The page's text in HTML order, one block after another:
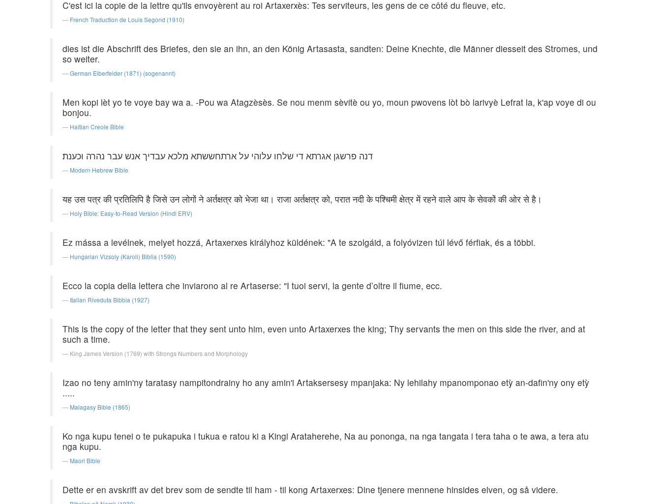
C'est ici la copie de la lettre qu'ils envoyèrent au roi Artaxerxès: Tes serviteurs, les gens de ce côté du fleuve, etc.
French Traduction de Louis Segond (1910)
dies ist die Abschrift des Briefes, den sie an ihn, an den König Artasasta, sandten: Deine Knechte, die Männer diesseit des Stromes, und
so weiter.
German Elberfelder (1871) (sogenannt)
Men kopi lèt yo te voye bay wa a. -Pou wa Atagzèsès. Se nou menm sèvitè ou yo, moun pwovens lòt bò larivyè Lefrat la, k'ap voye di ou
bonjou.
Haitian Creole Bible
דנה פרשגן אגרתא די שלחו עלוהי על ארתחששתא מלכא עבדיך אנש עבר נהרה וכענת׃
Modern Hebrew Bible
यह उस पत्र की प्रतिलिपि है जिसे उन लोगों ने अर्तक्षत्र को भेजा था। राजा अर्तक्षत्र को, परात नदी के पश्चिमी क्षेत्र में रहने वाले आप के सेवकों की ओर से है।
Holy Bible: Easy-to-Read Version (Hindi ERV)
Ez mássa a levélnek, melyet hozzá, Artaxerxes királyhoz küldének: "A te szolgáid, a folyóvizen túl lévő férfiak, és a többi.
Hungarian Vizsoly (Karoli) Biblia (1590)
Ecco la copia della lettera che inviarono al re Artaserse: "I tuoi servi, la gente d’oltre il fiume, ecc.
Italian Riveduta Bibbia (1927)
This is the copy of the letter that they sent unto him, even unto Artaxerxes the king; Thy servants the men on this side the river, and at
such a time.
King James Version (1769) with Strongs Numbers and Morphology
Izao no teny amin'ny taratasy nampitondrainy ho any amin'i Artaksersesy mpanjaka: Ny lehilahy mpanomponao etỳ an-dafin'ny ony etỳ
.....
Malagasy Bible (1865)
Ko nga kupu tenei o te pukapuka i tukua e ratou ki a Kingi Arataherehe, Na au pononga, na nga tangata i tera taha o te awa, a tera atu
nga kupu.
Maori Bible
Dette er en avskrift av det brev som de sendte til ham - til kong Artaxerxes: Dine tjenere mennene hinsides elven, og så videre.